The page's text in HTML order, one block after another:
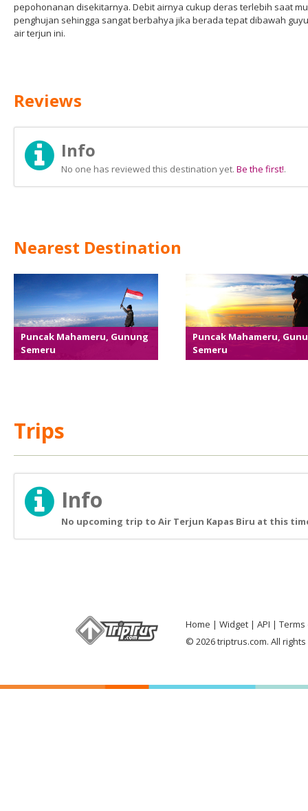
pepohonanan disekitarnya. Debit airnya cukup deras terlebih saat
penghujan sehingga sangat berbahya jika berada tepat dibawah
air terjun ini.
Reviews
Info
No one has reviewed this destination yet. Be the first!.
Nearest Destination
Puncak Mahameru, Gunung
Semeru
Puncak Mahameru,
Semeru
Trips
Info
No upcoming trip to Air Terjun Kapas Biru at this
Home Widget API
Terms
© 2026 triptrus.com. All